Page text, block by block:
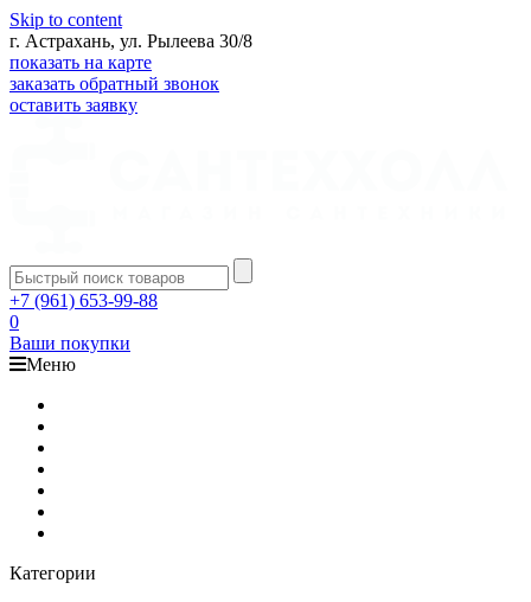
Skip to content
г. Астрахань, ул. Рылеева 30/8
показать на карте
заказать обратный звонок
оставить заявку
+7 (961) 653-99-88
0
Ваши покупки
Меню
Категории